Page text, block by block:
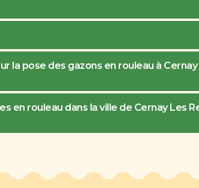
la pose des gazons en rouleau à Cernay
en rouleau dans la ville de Cernay Les